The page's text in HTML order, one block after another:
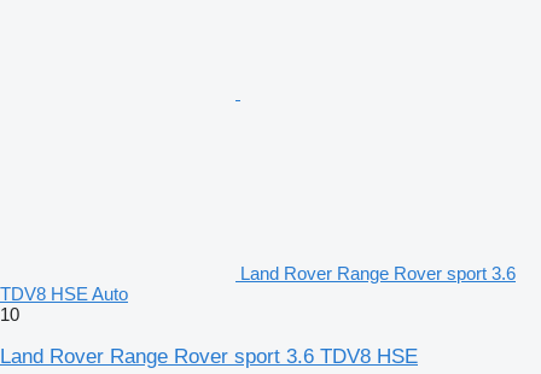
Land Rover Range Rover sport 3.6
TDV8 HSE Auto
10
Land Rover Range Rover sport 3.6 TDV8 HSE